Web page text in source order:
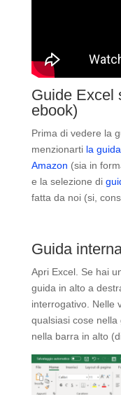
Guide Excel
ebook)
Prima di vedere la
menzionarti la
Amazon (sia in
e la selezione di
fatta da noi (si,
Guida
Apri Excel. Se hai
guida in alto a
interrogativo. Nelle
qualsiasi cose
nella barra in alto